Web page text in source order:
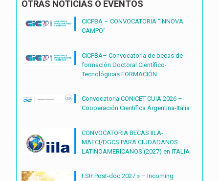
OTRAS NOTICIAS O EVENTOS
CICPBA – CONVOCATORIA “INNOVA
CAMPO”
CICPBA– Convocatoria de becas de
formación Doctoral Científico-
Tecnológicas FORMACIÓN
Convocatoria CONICET-CUIA 2026 –
Cooperación Científica Argentina-Italia
CONVOCATORIA BECAS IILA-
MAECI/DGCS PARA CIUDADANOS
LATINOAMERICANOS (2027) en ITALIA
FSR Post-doc 2027 » – Incoming